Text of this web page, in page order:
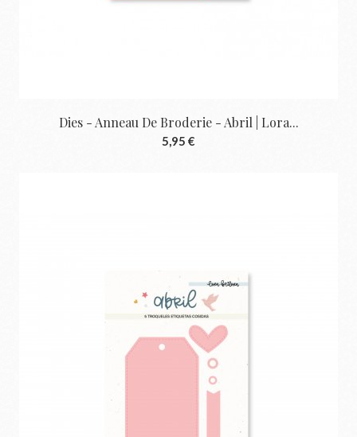
Dies - Anneau De Broderie - Abril | Lora...
5,95 €